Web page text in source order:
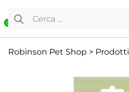
0
Ricerca per:
Robinson Pet Shop > Prodotti